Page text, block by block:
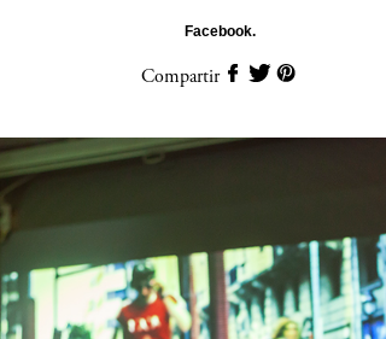
Facebook.
Compartir